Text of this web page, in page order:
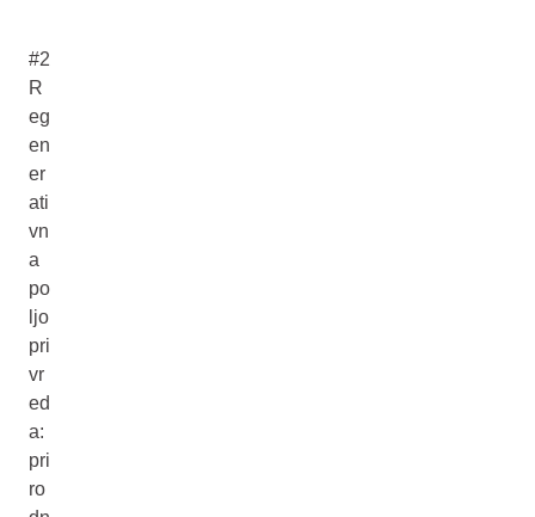
#2
R
eg
en
er
ati
vn
a
po
ljo
pri
vr
ed
a:
pri
ro